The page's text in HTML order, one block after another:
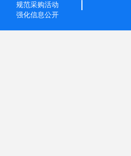
规范采购活动
强化信息公开